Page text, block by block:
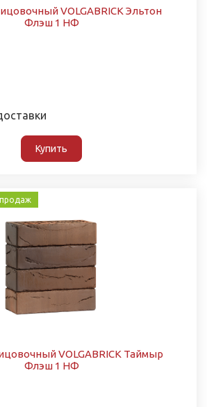
VOLGABRICK Эльтон
Флэш 1 НФ
Купить
VOLGABRICK Таймыр
Флэш 1 НФ